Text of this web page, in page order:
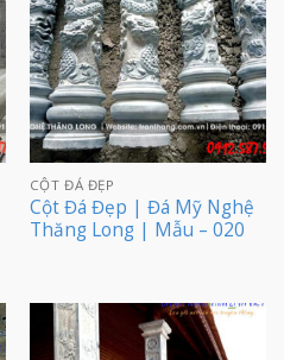
CỘT ĐÁ ĐẸP
Cột Đá Đẹp | Đá Mỹ Nghệ
Thăng Long | Mẫu – 020